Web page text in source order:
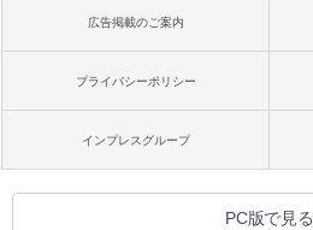
広告掲載のご案内
プライバシーポリシー
インプレスグループ
PC版で見る